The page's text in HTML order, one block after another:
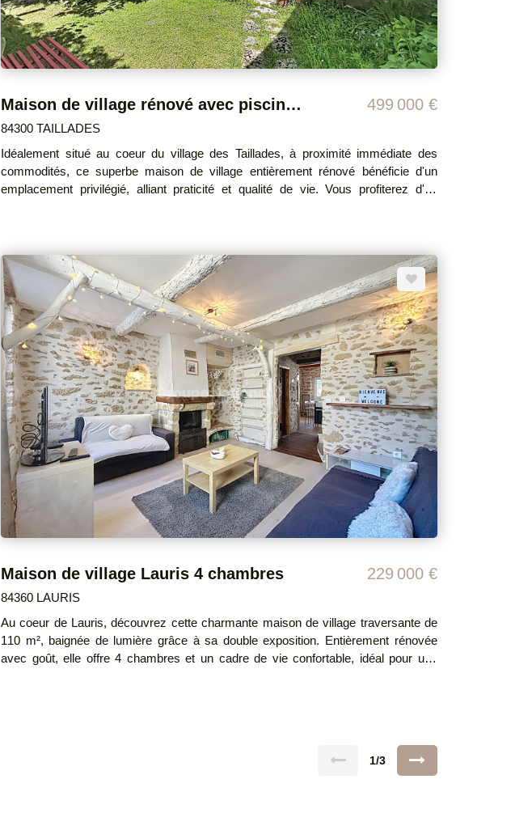
Maison de village rénové avec piscine Charme et prestations de qualité 499 000 €
84300 TAILLADES
Idéalement situé au coeur du village des Taillades, à proximité immédiate des
commodités, ce superbe maison de village entièrement rénové bénéficie d'un
emplacement privilégié, alliant praticité et qualité de vie. Vous profiterez d'un
massif? Un subtil mélange entre cachet d'antan et confort moderne. Développant
environ 110 m² habitables sur trois niveaux, la maison se compose de : Au rez-de-
chaussée : Une belle cuisine / salle à manger conviviale Un espace salon
chaleureux Un WC indépendant Au premier étage : Deux belles chambres Une
salle de bain ? Un grand palier pouvant accueillir un espace bureau ou détente Au
deuxième étage : ? Une mezzanine pleine de charme Une chambre mansardée
Une salle d'eau À l'extérieur, vous profiterez d'un agréable espace détente avec
une piscine coque chauffée de 4,50 m x 2,40 m, équipée d'une pompe à chaleur.
Côté prestations : Toiture refaite en 2017 Menuiseries double vitrage bois et PVC
Eau du canal Rénovation récente Matériaux de qualité et finitions soignées Ce bien
rare allie parfaitement authenticité, confort et caractère, idéal pour les amoureux de
belles pierres à la recherche d'un bien de charme, prêt à vivre. Un véritable coup
de coeur à découvrir sans tarder. DPE : E Montant estimé des dépenses annuelles
d'énergie pour un usage standard : entre 2160 € et 2990 €. Prix moyens des
énergies indexés SUR LES ANNÉES 2021,2022,2023 (abonnements compris)
Les informations sur les risques auxquels ce bien est exposé sont disponibles sur
Maison de village Lauris 4 chambres 229 000 €
84360 LAURIS
Au coeur de Lauris, découvrez cette charmante maison de village traversante de
110 m², baignée de lumière grâce à sa double exposition. Entièrement rénovée
avec goût, elle offre 4 chambres et un cadre de vie confortable, idéal pour une
1/3